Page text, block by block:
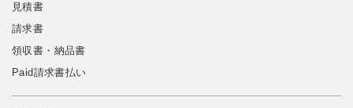
見積書
請求書
領収書・納品書
Paid請求書払い